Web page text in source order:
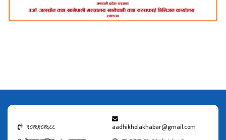
९८१६१८१६८८
aadhikholakhabar@gmail.com